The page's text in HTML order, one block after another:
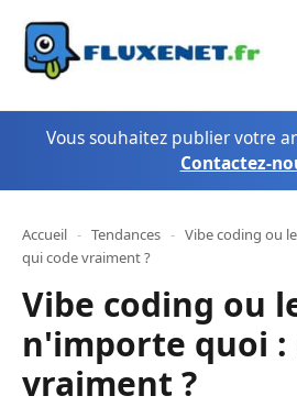
Vous souhaitez publier votre
Contactez-
Accueil - Tendances - Vibe coding ou
qui code vraiment ?
Vibe coding ou
n'importe quoi :
vraiment ?